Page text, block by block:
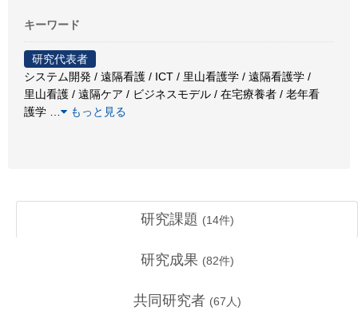
キーワード
研究代表者
システム開発 / 遠隔看護 / ICT / 里山看護学 / 遠隔看護学 /
里山看護 / 遠隔ケア / ビジネスモデル / 在宅療養者 / 老年看
護学
もっと見る
研究課題 (14件)
研究成果 (82件)
共同研究者 (67 人)